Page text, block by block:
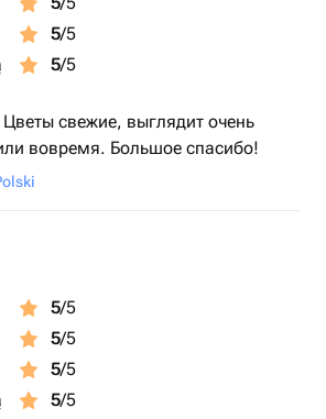
5/5
5/5
свежие, выглядит очень
вовремя. Большое спасибо!
5/5
5/5
5/5
5/5